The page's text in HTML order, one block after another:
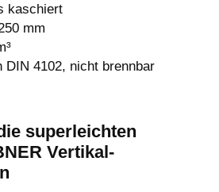
kaschiert
mm
DIN 4102, nicht brennbar
superleichten
Vertikal-